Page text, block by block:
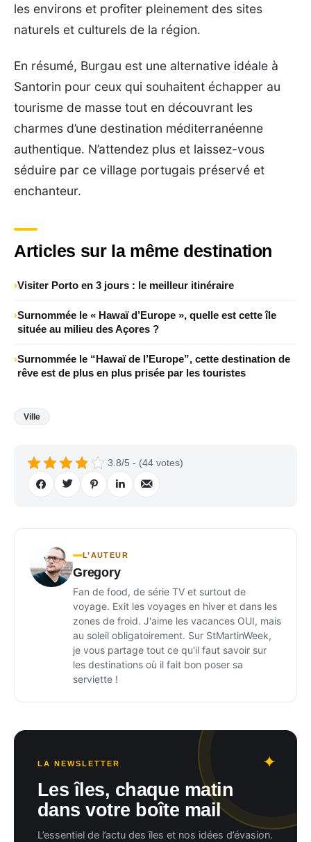
les environs et profiter pleinement des sites
naturels et culturels de la région.
En résumé, Burgau est une alternative idéale à
Santorin pour ceux qui souhaitent échapper au
tourisme de masse tout en découvrant les
charmes d’une destination méditerranéenne
authentique. N’attendez plus et laissez-vous
séduire par ce village portugais préservé et
enchanteur.
Articles sur la même destination
Visiter Porto en 3 jours : le meilleur itinéraire
Surnommée le « Hawaï d’Europe », quelle est cette île
située au milieu des Açores ?
Surnommée le “Hawaï de l’Europe”, cette destination de
rêve est de plus en plus prisée par les touristes
Ville
3.8/5 - (44 votes)
L’AUTEUR
Gregory
Fan de food, de série TV et surtout de
voyage. Exit les voyages en hiver et dans les
zones de froid. J'aime les vacances OUI, mais
au soleil obligatoirement. Sur StMartinWeek,
je vous partage tout ce qu'il faut savoir sur
les destinations où il fait bon poser sa
serviette !
LA NEWSLETTER
Les îles, chaque matin
dans votre boîte mail
L’essentiel de l’actu des îles et nos idées d’évasion.